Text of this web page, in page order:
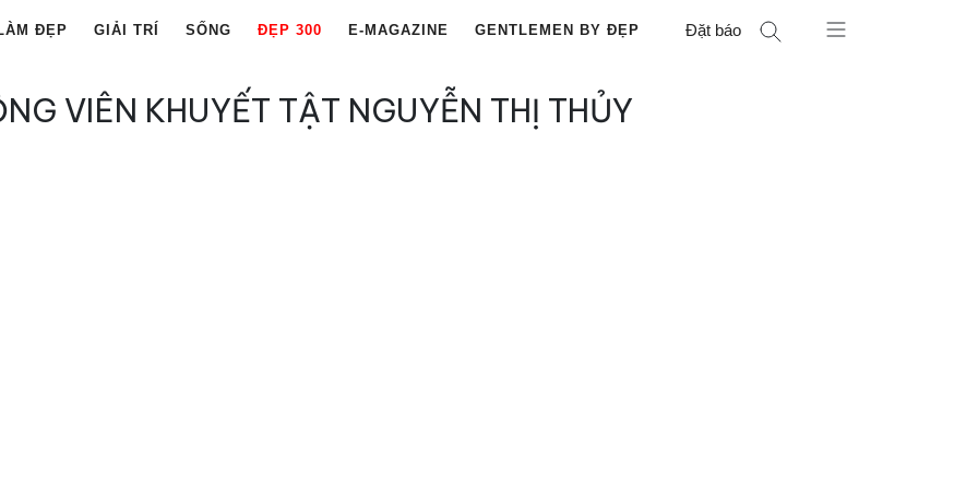
ĐẸP GIẢI TRÍ SỐNG ĐẸP 300 E-MAGAZINE GENTLEMEN BY ĐẸP Đặt báo
VIÊN KHUYẾT TẬT NGUYỄN THỊ THỦY